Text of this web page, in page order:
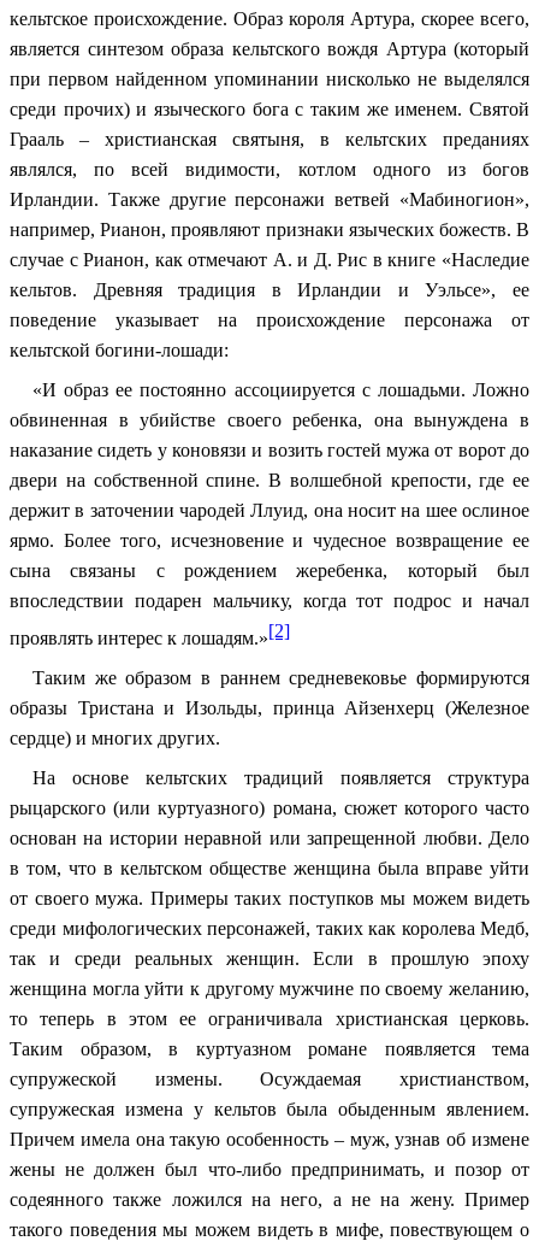
кельтское происхождение. Образ короля Артура, скорее всего,
является синтезом образа кельтского вождя Артура (который
при первом найденном упоминании нисколько не выделялся
среди прочих) и языческого бога с таким же именем. Святой
Грааль – христианская святыня, в кельтских преданиях
являлся, по всей видимости, котлом одного из богов
Ирландии. Также другие персонажи ветвей «Мабиногион»,
например, Рианон, проявляют признаки языческих божеств. В
случае с Рианон, как отмечают А. и Д. Рис в книге «Наследие
кельтов. Древняя традиция в Ирландии и Уэльсе», ее
поведение указывает на происхождение персонажа от
кельтской богини-лошади:
«И образ ее постоянно ассоциируется с лошадьми. Ложно
обвиненная в убийстве своего ребенка, она вынуждена в
наказание сидеть у коновязи и возить гостей мужа от ворот до
двери на собственной спине. В волшебной крепости, где ее
держит в заточении чародей Ллуид, она носит на шее ослиное
ярмо. Более того, исчезновение и чудесное возвращение ее
сына связаны с рождением жеребенка, который был
впоследствии подарен мальчику, когда тот подрос и начал
проявлять интерес к лошадям.»[2]
Таким же образом в раннем средневековье формируются
образы Тристана и Изольды, принца Айзенхерц (Железное
сердце) и многих других.
На основе кельтских традиций появляется структура
рыцарского (или куртуазного) романа, сюжет которого часто
основан на истории неравной или запрещенной любви. Дело
в том, что в кельтском обществе женщина была вправе уйти
от своего мужа. Примеры таких поступков мы можем видеть
среди мифологических персонажей, таких как королева Медб,
так и среди реальных женщин. Если в прошлую эпоху
женщина могла уйти к другому мужчине по своему желанию,
то теперь в этом ее ограничивала христианская церковь.
Таким образом, в куртуазном романе появляется тема
супружеской измены. Осуждаемая христианством,
супружеская измена у кельтов была обыденным явлением.
Причем имела она такую особенность – муж, узнав об измене
жены не должен был что-либо предпринимать, и позор от
содеянного также ложился на него, а не на жену. Пример
такого поведения мы можем видеть в мифе, повествующем о